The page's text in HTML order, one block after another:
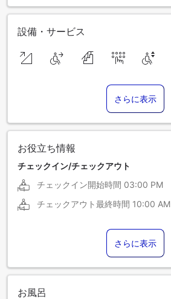
設備・サービス
さらに表示
お役立ち情報
チェックイン/チェックアウト
チェックイン開始時間 03:00 PM
チェックアウト最終時間 10:00 AM
さらに表示
お風呂